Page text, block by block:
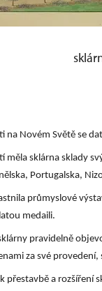
na Novém Světě se
měla sklárna sklady
Portugalska,
průmyslové
medaili.
pravidelně
za své provedení,
přestavbě a rozšíření